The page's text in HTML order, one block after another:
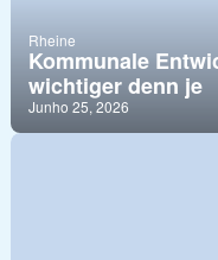
Rheine
Kommunale
wichtiger denn je
Junho 25, 2026